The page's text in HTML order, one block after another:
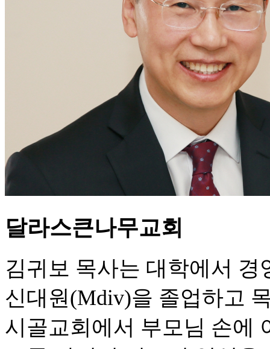
달라스큰나무교회
김귀보 목사는 대학에서
신대원(Mdiv)을 졸업하고
시골교회에서 부모님 손에